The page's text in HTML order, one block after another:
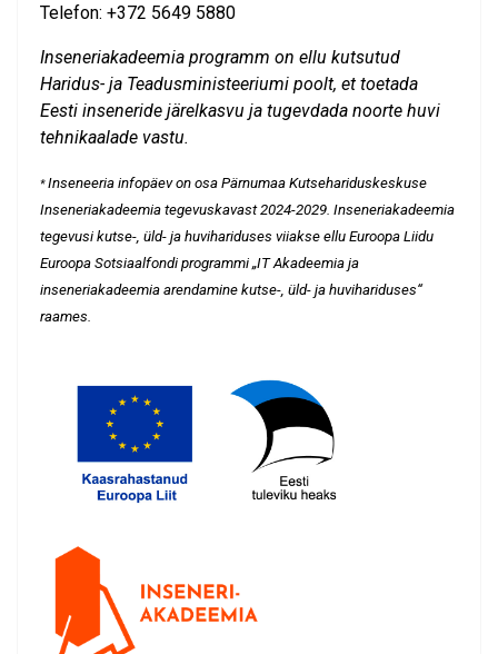
Telefon: +372 5649 5880
Inseneriakadeemia programm on ellu kutsutud
Haridus- ja Teadusministeeriumi poolt, et toetada
Eesti inseneride järelkasvu ja tugevdada noorte huvi
tehnikaalade vastu.
*Inseneeria infopäev on osa Pärnumaa Kutsehariduskeskuse
Inseneriakadeemia tegevuskavast 2024-2029. Inseneriakadeemia
tegevusi kutse-, üld- ja huvihariduses viiakse ellu Euroopa Liidu
Euroopa Sotsiaalfondi programmi „IT Akadeemia ja
inseneriakadeemia arendamine kutse-, üld- ja huvihariduses“
raames.